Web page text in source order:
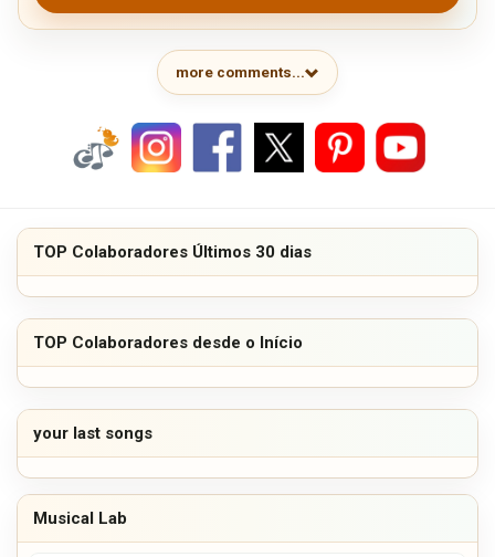
more comments...
TOP Colaboradores Últimos 30 dias
TOP Colaboradores desde o Início
your last songs
Musical Lab